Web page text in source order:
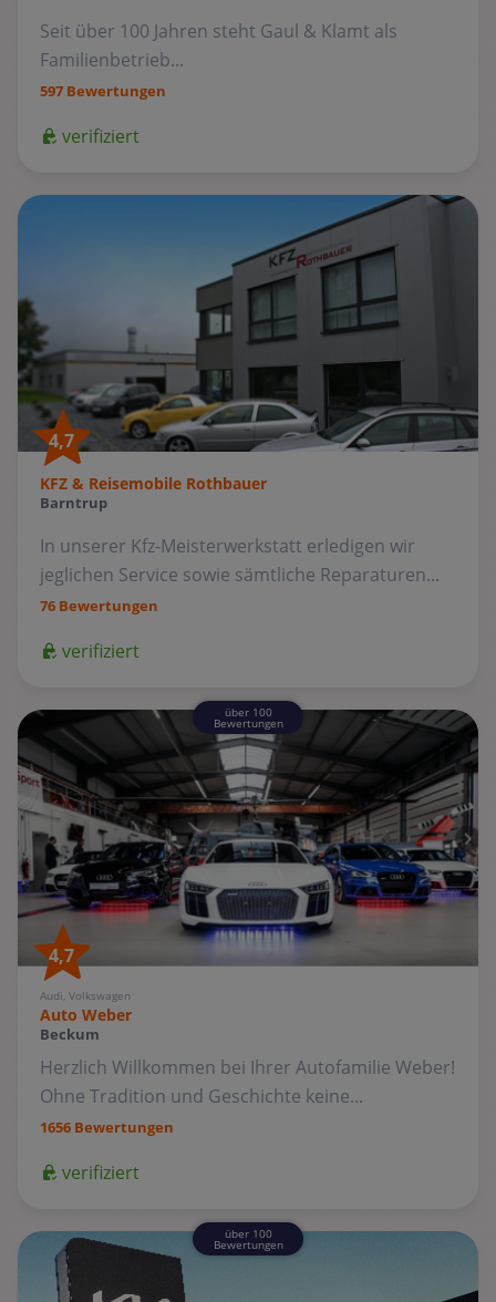
Seit über 100 Jahren steht Gaul & Klamt als
Familienbetrieb...
597 Bewertungen
verifiziert
4,7
KFZ & Reisemobile Rothbauer
Barntrup
In unserer Kfz-Meisterwerkstatt erledigen wir
jeglichen Service sowie sämtliche Reparaturen...
76 Bewertungen
verifiziert
über 100
Bewertungen
4,7
Audi, Volkswagen
Auto Weber
Beckum
Herzlich Willkommen bei Ihrer Autofamilie Weber!
Ohne Tradition und Geschichte keine...
1656 Bewertungen
verifiziert
über 100
Bewertungen